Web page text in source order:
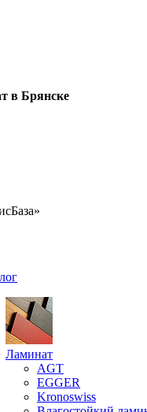
в Брянске
Ламинат
AGT
EGGER
Kronoswiss